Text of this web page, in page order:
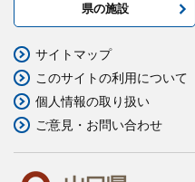
県の施設
サイトマップ
このサイトの利用について
個人情報の取り扱い
ご意見・お問い合わせ